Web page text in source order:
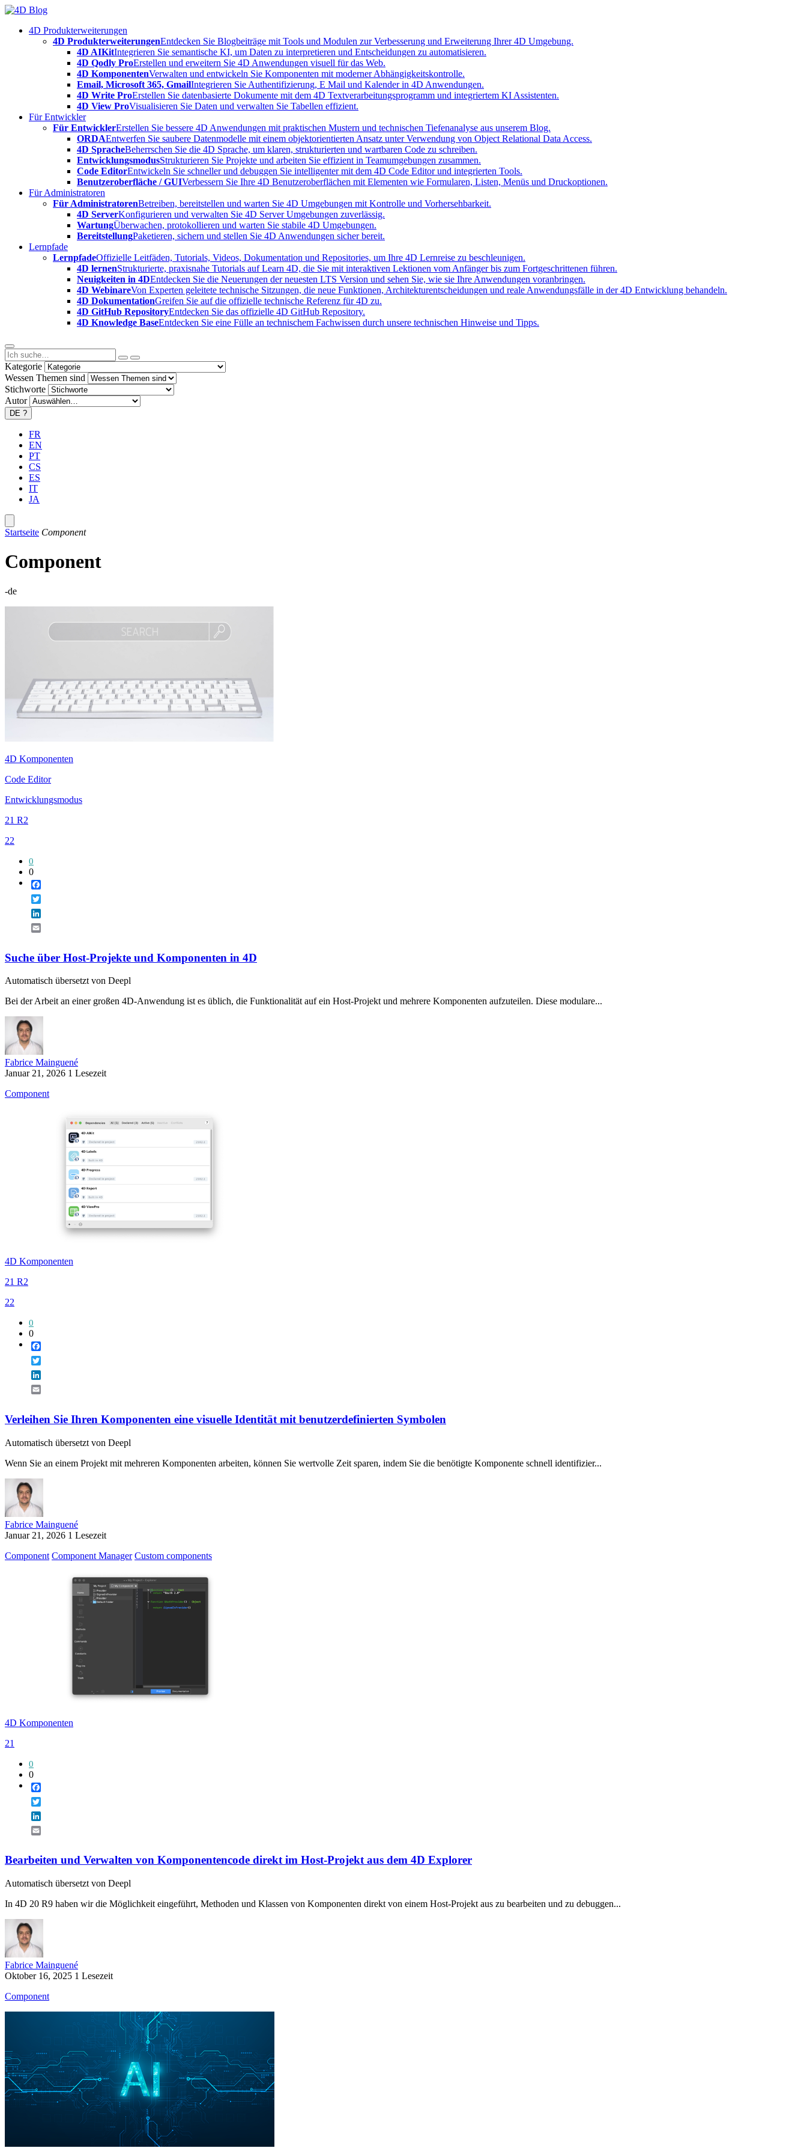
Skip
content4D Produkterweiterungen
4D ProdukterweiterungenEntdecken Sie Blogbeiträge mit Tools und Modulen zur Verbesserung und Erweiterung Ihrer 4D Umgebung.
4D AIKitIntegrieren Sie semantische KI, um Daten zu interpretieren und Entscheidungen zu automatisieren.
4D Qodly ProErstellen und erweitern Sie 4D Anwendungen visuell für das Web.
4D KomponentenVerwalten und entwickeln Sie Komponenten mit moderner Abhängigkeitskontrolle.
Email, Microsoft 365, GmailIntegrieren Sie Authentifizierung, E Mail und Kalender in 4D Anwendungen.
4D Write ProErstellen Sie datenbasierte Dokumente mit dem 4D Textverarbeitungsprogramm und integriertem KI Assistenten.
4D View ProVisualisieren Sie Daten und verwalten Sie Tabellen effizient.
Für Entwickler
Für EntwicklerErstellen Sie bessere 4D Anwendungen mit praktischen Mustern und technischen Tiefenanalyse aus unserem Blog.
ORDAEntwerfen Sie saubere Datenmodelle mit einem objektorientierten Ansatz unter Verwendung von Object Relational Data Access.
4D SpracheBeherrschen Sie die 4D Sprache, um klaren, strukturierten und wartbaren Code zu schreiben.
EntwicklungsmodusStrukturieren Sie Projekte und arbeiten Sie effizient in Teamumgebungen zusammen.
Code EditorEntwickeln Sie schneller und debuggen Sie intelligenter mit dem 4D Code Editor und integrierten Tools.
Benutzeroberfläche / GUIVerbessern Sie Ihre 4D Benutzeroberflächen mit Elementen wie Formularen, Listen, Menüs und Druckoptionen.
Für Administratoren
Für AdministratorenBetreiben, bereitstellen und warten Sie 4D Umgebungen mit Kontrolle und Vorhersehbarkeit.
4D ServerKonfigurieren und verwalten Sie 4D Server Umgebungen zuverlässig.
WartungÜberwachen, protokollieren und warten Sie stabile 4D Umgebungen.
BereitstellungPaketieren, sichern und stellen Sie 4D Anwendungen sicher bereit.
Lernpfade
LernpfadeOffizielle Leitfäden, Tutorials, Videos, Dokumentation und Repositories, um Ihre 4D Lernreise zu beschleunigen.
4D lernenStrukturierte, praxisnahe Tutorials auf Learn 4D, die Sie mit interaktiven Lektionen vom Anfänger bis zum Fortgeschrittenen führen.
Neuigkeiten in 4DEntdecken Sie die Neuerungen der neuesten LTS Version und sehen Sie, wie sie Ihre Anwendungen voranbringen.
4D WebinareVon Experten geleitete technische Sitzungen, die neue Funktionen, Architekturentscheidungen und reale Anwendungsfälle in der 4D Entwicklung behandeln.
4D DokumentationGreifen Sie auf die offizielle technische Referenz für 4D zu.
4D GitHub RepositoryEntdecken Sie das offizielle 4D GitHub Repository.
4D Knowledge BaseEntdecken Sie eine Fülle an technischem Fachwissen durch unsere technischen Hinweise und Tipps.
Kategorie
Wessen Themen sind
Stichworte
Autor
DE ?
FR
EN
PT
CS
ES
IT
JA
Startseite Component
Component
-de
4D Komponenten
Code Editor
Entwicklungsmodus
21 R2
22
0
0
Suche über Host-Projekte und Komponenten in 4D
Automatisch übersetzt von Deepl
Bei der Arbeit an einer großen 4D-Anwendung ist es üblich, die Funktionalität auf ein Host-Projekt und mehrere Komponenten aufzuteilen. Diese modulare...
Fabrice Mainguené
Januar 21, 2026 1 Lesezeit
Component
4D Komponenten
21 R2
22
0
0
Verleihen Sie Ihren Komponenten eine visuelle Identität mit benutzerdefinierten Symbolen
Automatisch übersetzt von Deepl
Wenn Sie an einem Projekt mit mehreren Komponenten arbeiten, können Sie wertvolle Zeit sparen, indem Sie die benötigte Komponente schnell identifizier...
Fabrice Mainguené
Januar 21, 2026 1 Lesezeit
Component Component Manager Custom components
4D Komponenten
21
0
0
Bearbeiten und Verwalten von Komponentencode direkt im Host-Projekt aus dem 4D Explorer
Automatisch übersetzt von Deepl
In 4D 20 R9 haben wir die Möglichkeit eingeführt, Methoden und Klassen von Komponenten direkt von einem Host-Projekt aus zu bearbeiten und zu debuggen...
Fabrice Mainguené
Oktober 16, 2025 1 Lesezeit
Component